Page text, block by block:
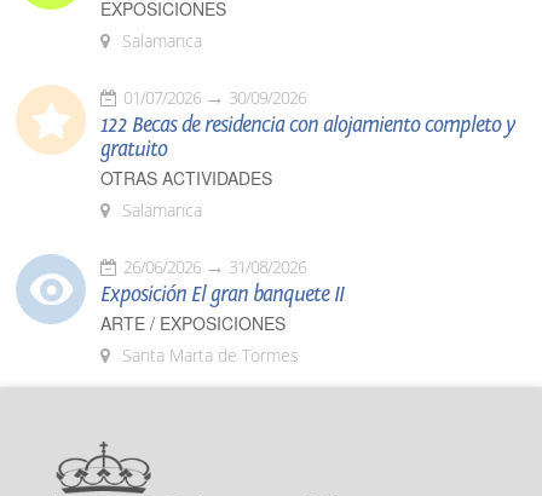
EXPOSICIONES
Salamanca
01/07/2026 30/09/2026
122 Becas de residencia con alojamiento completo y
gratuito
OTRAS ACTIVIDADES
Salamanca
26/06/2026 31/08/2026
Exposición El gran banquete II
ARTE / EXPOSICIONES
Santa Marta de Tormes